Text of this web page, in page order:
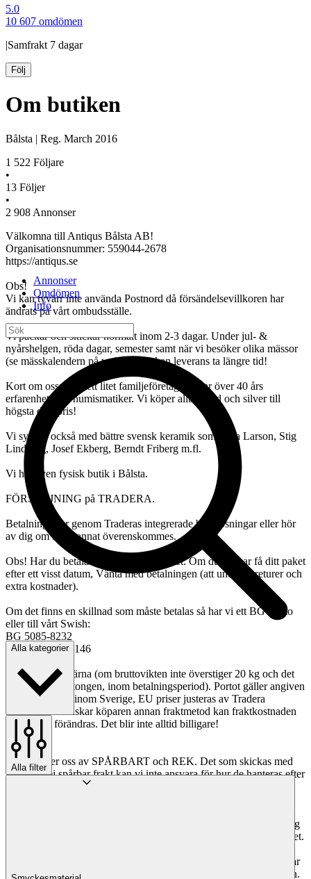
5.0
10 607 omdömen
|Samfrakt 7 dagar
Följ
Om butiken
Bålsta | Reg. March 2016
1 522 Följare
•
13 Följer
•
2 908 Annonser
Välkomna till Antiqus Bålsta AB!
Organisationsnummer: 559044-2678
https://antiqus.se
Obs!
Vi kan tyvärr inte använda Postnord då försändelsevillkoren har
ändrats på vårt ombudsställe.
Vi packar och skickar normalt inom 2-3 dagar. Under jul- &
nyårshelgen, röda dagar, semester samt när vi besöker olika mässor
(se mässkalendern på webbsidan) kan leverans ta längre tid!
Kort om oss: vi är ett litet familjeföretag. Vi har över 40 års
erfarenhet som numismatiker. Vi köper alltid guld och silver till
högsta dagspris!
Vi sysslar också med bättre svensk keramik som: Lisa Larson, Stig
Lindberg, Josef Ekberg, Berndt Friberg m.fl.
Vi har även fysisk butik i Bålsta.
FÖRSÄLJNING på TRADERA.
Betalning sker genom Traderas integrerade betallösningar eller hör
av dig om inget annat överenskommes.
Obs! Har du betalat=vi skickar ditt paket. Om du önskar få ditt paket
efter ett visst datum, Vänta med betalningen (att undvika returer och
extra kostnader).
Om det finns en skillnad som måste betalas så har vi ett BG konto
eller till vårt Swish:
BG 5085-8232
Swish 1232266146
Vi samfraktar gärna (om bruttovikten inte överstiger 20 kg och det
finns plats i kartongen, inom betalningsperiod). Portot gäller angiven
fraktmetod och inom Sverige, EU priser justeras av Tradera
automatiskt. Önskar köparen annan fraktmetod kan fraktkostnaden
komma att förändras. Det blir inte alltid billigare!
OBS!
Vi använder oss av SPÅRBART och REK. Det som skickas med
frimärke, ej spårbar frakt kan vi inte ansvara för hur de hanteras efter
högst TVÅ VECKOR. Om du inte har hämtat upp eller hört av dig
till oss inom en månad förbehåller vi oss rätten att starta om objektet.
För varor köpta via nätet gäller distansavtalslagen, dvs. köparen har
2 veckor på sig att ångra köpet. Köparen får då själv stå för frakten.
Annonser
Omdömen
Info
Alla kategorier
Alla filter